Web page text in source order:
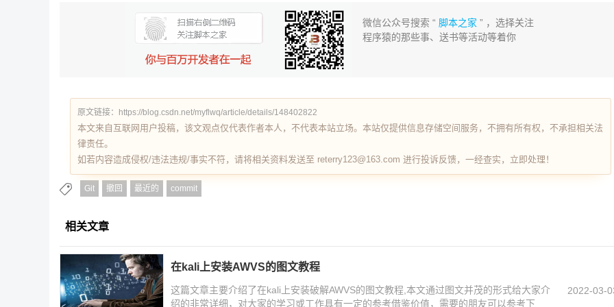
微信公众号搜索 “脚本之家 ” ，选择关注
程序猿的那些事、送书等活动等着你
原文链接：https://blog.csdn.net/myflwq/article/details/148402822
本文来自互联网用户投稿，该文观点仅代表作者本人，不代表本站立场。本站仅提供信息存储空间服务，不拥有所有权，不承担相关法
律责任。
如若内容造成侵权/违法违规/事实不符，请将相关资料发送至 reterry123@163.com 进行投诉反馈，一经查实，立即处理！
Git 撤回 最近的 commit
相关文章
在kali上安装AWVS的图文教程
这篇文章主要介绍了在kali上安装破解AWVS的图文教程,本文通过图文并茂的形式给大家介
绍的非常详细，对大家的学习或工作具有一定的参考借鉴价值，需要的朋友可以参考下
2022-03-